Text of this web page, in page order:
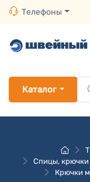
Телефоны
Каталог
Спицы, крючки
Крючки